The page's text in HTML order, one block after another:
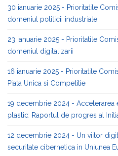
30 ianuarie 2025 - Prioritatile
domeniul politicii industriale
23 ianuarie 2025 - Prioritatile
domeniul digitalizarii
16 ianuarie 2025 - Prioritatile
Piata Unica si Competitie
19 decembrie 2024 -
plastic: Raportul de progres al
12 decembrie 2024 - Un viitor
securitate cibernetica in Uniunea